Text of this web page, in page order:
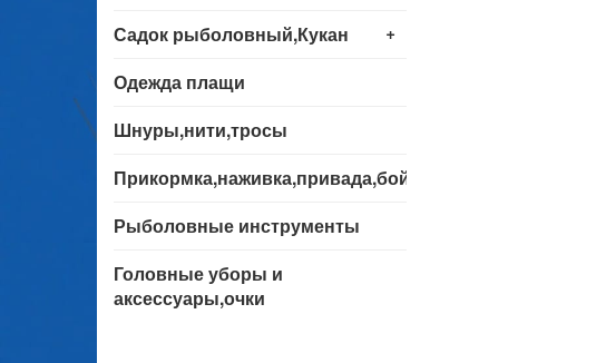
+
Садок рыболовный,Кукан
Одежда плащи
Шнуры,нити,тросы
Прикормка,наживка,привада,бойла
Рыболовные инструменты
Головные уборы и
аксессуары,очки